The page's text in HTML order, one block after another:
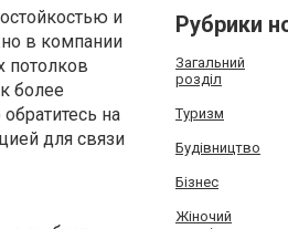
и
в компании
потолков
более
на
для связи
Рубрики
Загальний
розділ
Туризм
Будівництво
Бізнес
Жіночий